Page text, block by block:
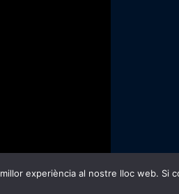
experiència al nostre lloc web. Si